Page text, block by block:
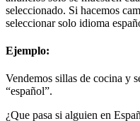
seleccionado. Si hacemos
seleccionar solo idioma
Ejemplo:
Vendemos sillas de cocina y
“español”.
¿Que pasa si alguien en